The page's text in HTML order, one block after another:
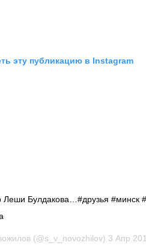
эту публикацию в Instagram
Леши Булдакова…#друзья #минск
(@s_v_novozhilov) 3 Апр